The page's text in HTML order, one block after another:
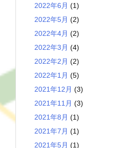
2022年6月 (1)
2022年5月 (2)
2022年4月 (2)
2022年3月 (4)
2022年2月 (2)
2022年1月 (5)
2021年12月 (3)
2021年11月 (3)
2021年8月 (1)
2021年7月 (1)
2021年5月 (1)